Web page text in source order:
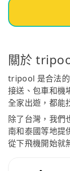
關於
tripool 是合法的
接送、包車和機
全家出遊，都能
除了台灣，我們
南和泰國等地提
從下飛機開始就